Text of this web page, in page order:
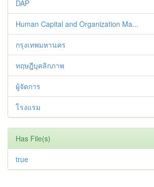
DAP
Human Capital and Organization Ma...
กรุงเทพมหานคร
ทฤษฎีบุคลิกภาพ
ผู้จัดการ
โรงแรม
Has File(s)
true